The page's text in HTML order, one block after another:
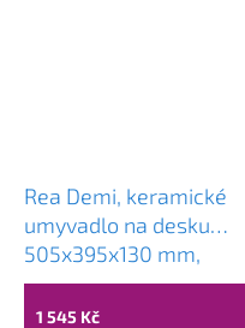
Rea Demi, keramické
umyvadlo na desku
505x395x130 mm,
imitace kamene Shiny
Aiax, REA-U4100
1 545 Kč